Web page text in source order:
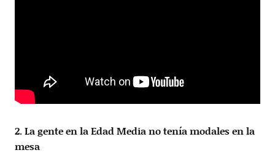
2. La gente en la Edad Media no tenía modales en la
mesa